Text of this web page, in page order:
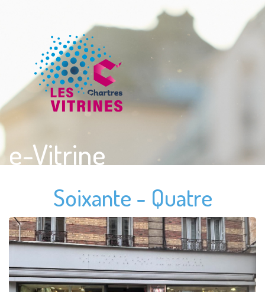
e-Vitrine
Soixante - Quatre